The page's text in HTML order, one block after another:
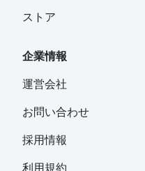
ストア
企業情報
運営会社
お問い合わせ
採用情報
利用規約